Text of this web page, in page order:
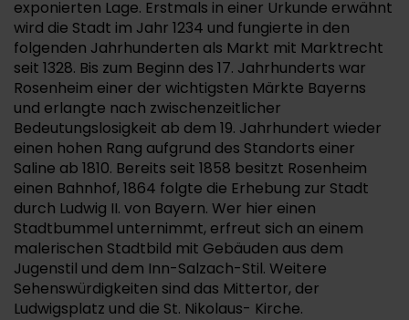
exponierten Lage. Erstmals in einer Urkunde erwähnt
wird die Stadt im Jahr 1234 und fungierte in den
folgenden Jahrhunderten als Markt mit Marktrecht
seit 1328. Bis zum Beginn des 17. Jahrhunderts war
Rosenheim einer der wichtigsten Märkte Bayerns
und erlangte nach zwischenzeitlicher
Bedeutungslosigkeit ab dem 19. Jahrhundert wieder
einen hohen Rang aufgrund des Standorts einer
Saline ab 1810. Bereits seit 1858 besitzt Rosenheim
einen Bahnhof, 1864 folgte die Erhebung zur Stadt
durch Ludwig II. von Bayern. Wer hier einen
Stadtbummel unternimmt, erfreut sich an einem
malerischen Stadtbild mit Gebäuden aus dem
Jugenstil und dem Inn-Salzach-Stil. Weitere
Sehenswürdigkeiten sind das Mittertor, der
Ludwigsplatz und die St. Nikolaus- Kirche.